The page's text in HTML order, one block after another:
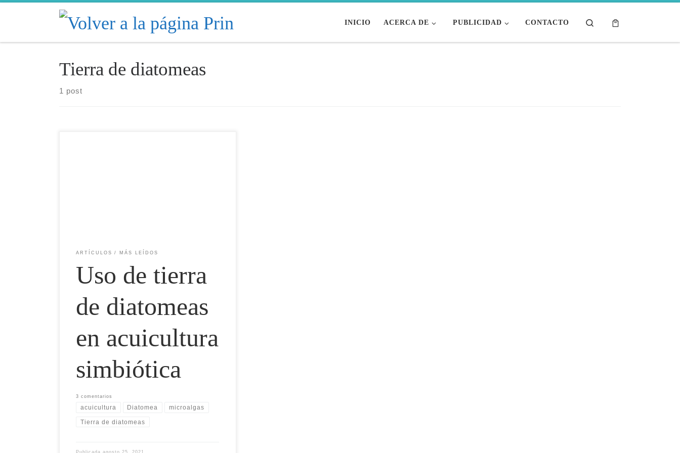
Skip to content
INICIO
ACERCA DE PUBLICIDAD CONTACTO Search
Tierra de diatomeas
1 post
ARTÍCULOS MÁS LEÍDOS
Uso de tierra
de diatomeas
en acuicultura
simbiótica
3 comentarios
acuicultura Diatomea microalgas
Tierra de diatomeas